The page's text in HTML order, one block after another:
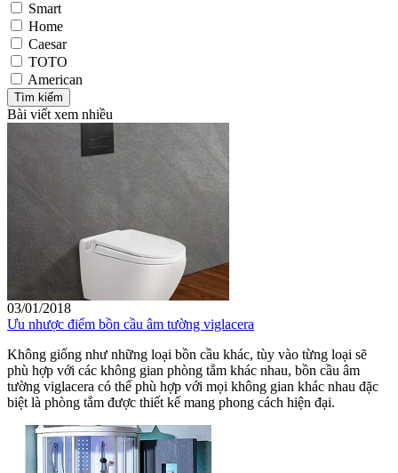
Smart
Home
Caesar
TOTO
American
Bài viết xem nhiều
03/01/2018
Ưu nhược điểm bồn cầu âm tường viglacera
Không giống như những loại bồn cầu khác, tùy vào từng loại sẽ
phù hợp với các không gian phòng tắm khác nhau, bồn cầu âm
tường viglacera có thể phù hợp với mọi không gian khác nhau đặc
biệt là phòng tắm được thiết kế mang phong cách hiện đại.